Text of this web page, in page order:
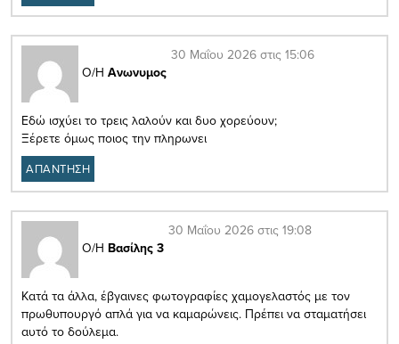
Ο/Η Ανωνυμος
30 Μαΐου 2026 στις 15:06
Εδώ ισχύει το τρεις λαλούν και δυο χορεύουν;
Ξέρετε όμως ποιος την πληρωνει
ΑΠΑΝΤΗΣΗ
Ο/Η Βασίλης 3
30 Μαΐου 2026 στις 19:08
Κατά τα άλλα, έβγαινες φωτογραφίες χαμογελαστός με τον
πρωθυπουργό απλά για να καμαρώνεις. Πρέπει να σταματήσει
αυτό το δούλεμα.